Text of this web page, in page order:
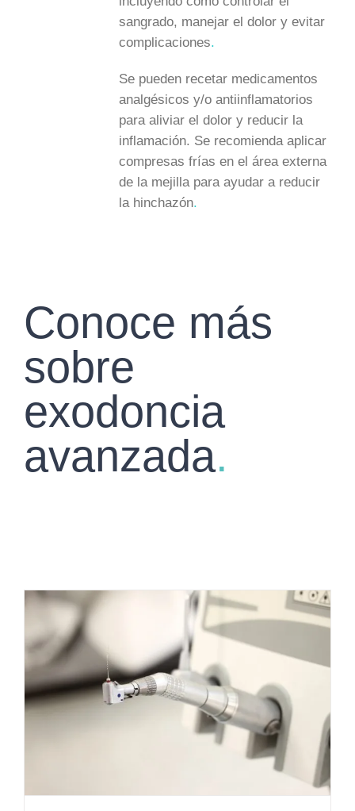
sangrado, manejar el dolor y evitar
complicaciones.
Se pueden recetar medicamentos
analgésicos y/o antiinflamatorios
para aliviar el dolor y reducir la
inflamación. Se recomienda aplicar
compresas frías en el área externa
de la mejilla para ayudar a reducir
la hinchazón.
Conoce más
sobre
exodoncia
avanzada.